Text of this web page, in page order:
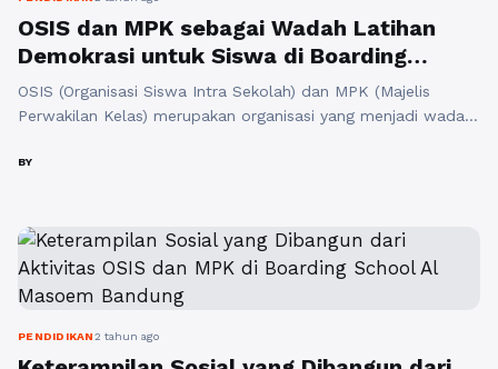
OSIS dan MPK sebagai Wadah Latihan
Demokrasi untuk Siswa di Boarding
School Al Masoem Bandung
OSIS (Organisasi Siswa Intra Sekolah) dan MPK (Majelis
Perwakilan Kelas) merupakan organisasi yang menjadi wadah
Boarding School Al Masoem Bandung, untuk belajar tentang
aktif dalam organisasi ini, sehingga mereka dapat
mengembangkan keterampilan kepemimpinan, bekerja ...
Baca Selengkapnya
BY
PENDIDIKAN2 tahun ago